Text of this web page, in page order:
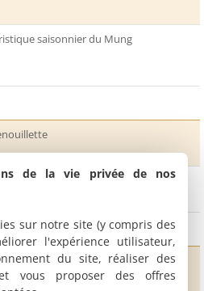
saisonnier du Mung
de la vie privée de nos
sur notre site (y compris des
l'expérience utilisateur,
du site, réaliser des
vous proposer des offres